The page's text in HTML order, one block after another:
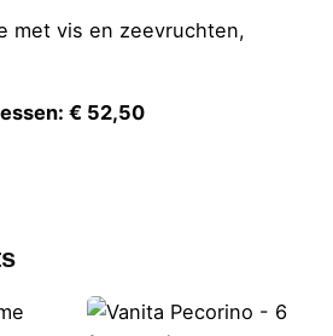
met vis en zeevruchten,
€ 52,50